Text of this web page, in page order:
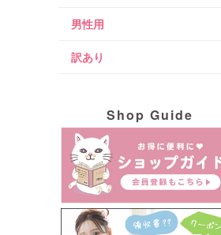
男性用
訳あり
Shop Guide